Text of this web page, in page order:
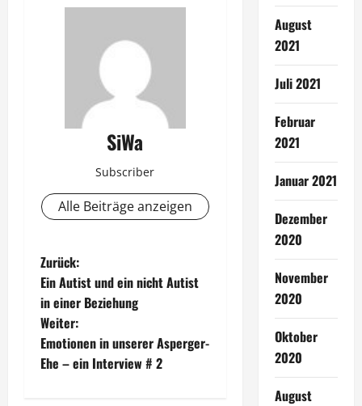
SiWa
Subscriber
Alle Beiträge anzeigen
B
e
i
t
Zurück:
Ein Autist und ein nicht Autist
in einer Beziehung
Weiter:
Emotionen in unserer Asperger-
Ehe – ein Interview # 2
August
2021
Juli 2021
Februar
2021
Januar 2021
Dezember
2020
November
2020
Oktober
2020
August